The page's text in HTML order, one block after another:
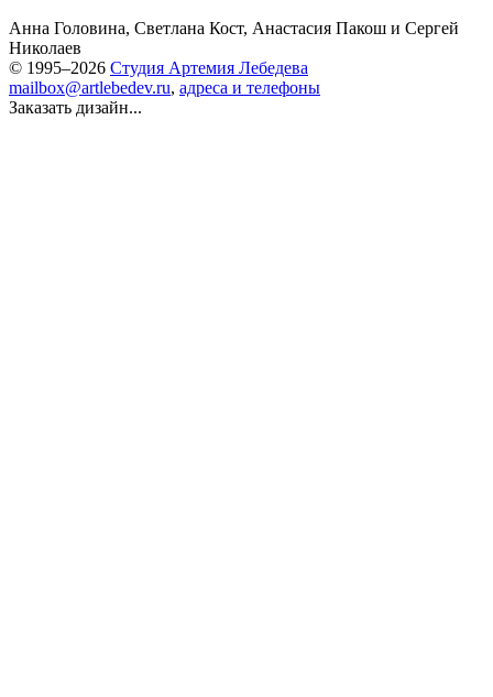
Анна Головина, Светлана Кост, Анастасия Пакош и Сергей
Николаев
© 1995–2026 Студия Артемия Лебедева
mailbox@artlebedev.ru, адреса и телефоны
Заказать дизайн...